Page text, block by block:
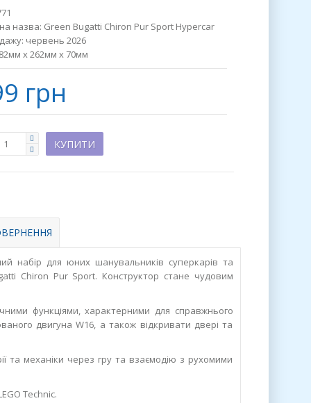
назва: Green Bugatti Chiron Pur Sport Hypercar
червень 2026
x 262мм x 70мм
грн
набір для юних шанувальників суперкарів та
Chiron Pur Sport. Конструктор стане чудовим
функціями, характерними для справжнього
двигуна W16, а також відкривати двері та
та механіки через гру та взаємодію з рухомими
Technic.